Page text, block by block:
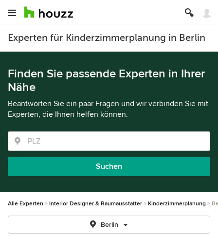
Experten für Kinderzimmerplanung in Berlin
Finden Sie passende Experten in Ihrer
Nähe
Beantworten Sie ein paar Fragen und wir verbinden Sie mit
Experten, die Ihnen helfen können.
Suchen
Alle Experten Interior Designer & Raumausstatter Kinderzimmerplanung
Berlin